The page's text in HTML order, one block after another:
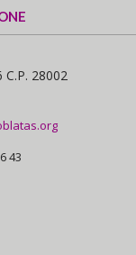
C.P. 28002
43